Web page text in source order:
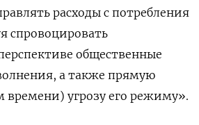
расходы с потребления
спровоцировать
общественные
а также прямую
времени) угрозу его режиму».